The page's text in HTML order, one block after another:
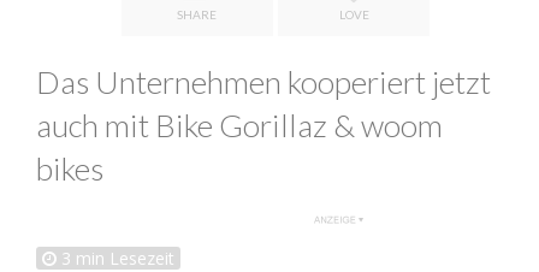
SHARE LOVE
Das Unternehmen kooperiert jetzt
auch mit Bike Gorillaz & woom
bikes
3 min Lesezeit